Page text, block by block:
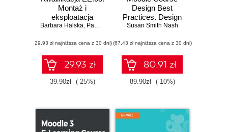
Montaż i
eksploatacja
systemów
urządzeń
peryferyjnych i
sieci. Część 3.
Projektowanie i
wykonywanie
Podręcznik do
nauki zawodu
technik informatyk
Barbara Halska, Paweł Bensel
(29,93 zł najniższa cena z 30 dni)
29.93 zł
39.90zł (-25%)
Design Best
Practices. Design
and develop
Moodle learning
experiences -
Second Edition
Susan Smith Nash
(67,43 zł najniższa cena z 30 dni)
80.91 zł
89.90zł (-10%)